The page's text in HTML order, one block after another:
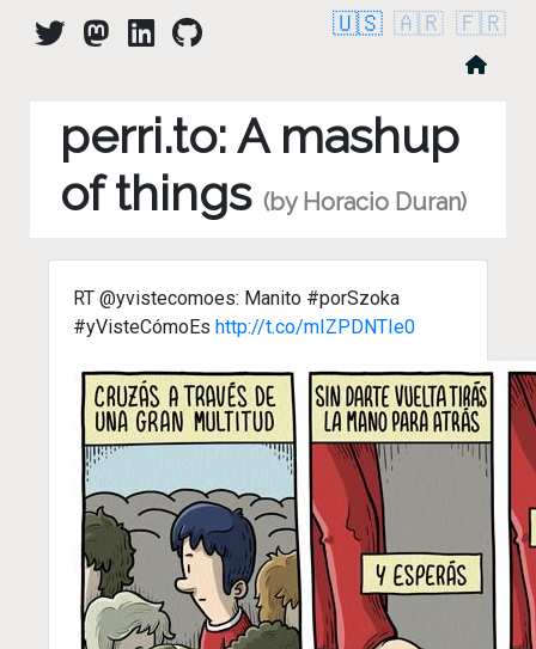
🇺🇸 🇦🇷 🇫🇷
perri.to: A mashup
of things (by Horacio Duran)
RT @yvistecomoes: Manito #porSzoka
#yVisteCómoEs http://t.co/mIZPDNTIe0